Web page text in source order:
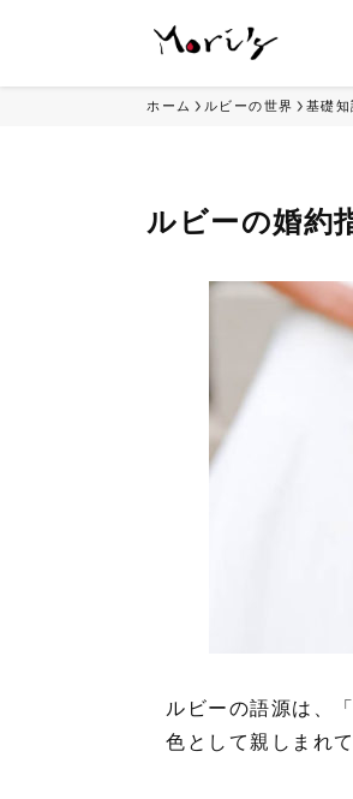
ホーム ルビーの世界 基礎知
ルビーの婚約
ルビーの語源は、
色として親しまれ